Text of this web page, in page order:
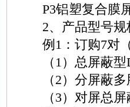
P3铝塑复合膜
2、产品型号规
例1：订购7对（
（1）总屏蔽型
（2）分屏蔽多
（3）对屏总屏